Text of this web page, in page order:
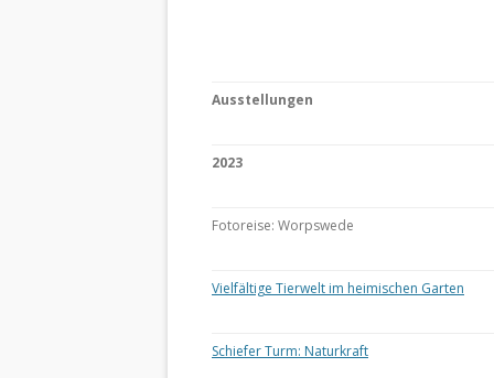
Ausstellungen
2023
Fotoreise: Worpswede
Vielfältige Tierwelt im heimischen Garten
Schiefer Turm: Naturkraft